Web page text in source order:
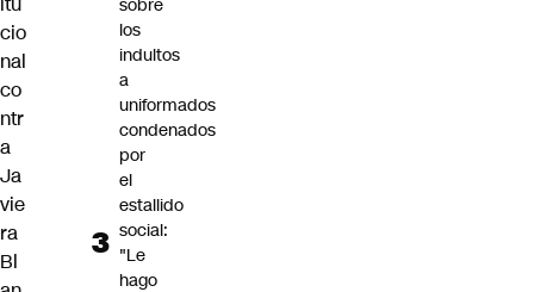
cio
nal
co
ntr
a
Ja
vie
ra
Bl
sobre
los
indultos
a
uniformados
condenados
por
el
estallido
social:
"Le
hago